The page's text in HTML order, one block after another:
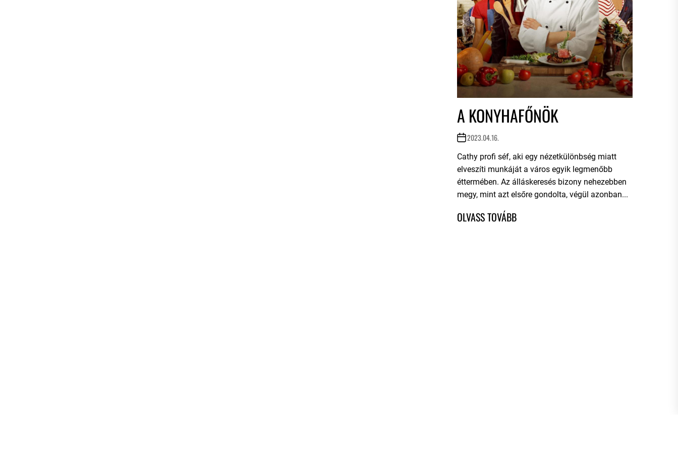
A KONYHAFŐNÖK
2023.04.16.
Cathy profi séf, aki egy nézetkülönbség miatt
elveszíti munkáját a város egyik legmenőbb
éttermében. Az álláskeresés bizony nehezebben
megy, mint azt elsőre gondolta, végül azonban...